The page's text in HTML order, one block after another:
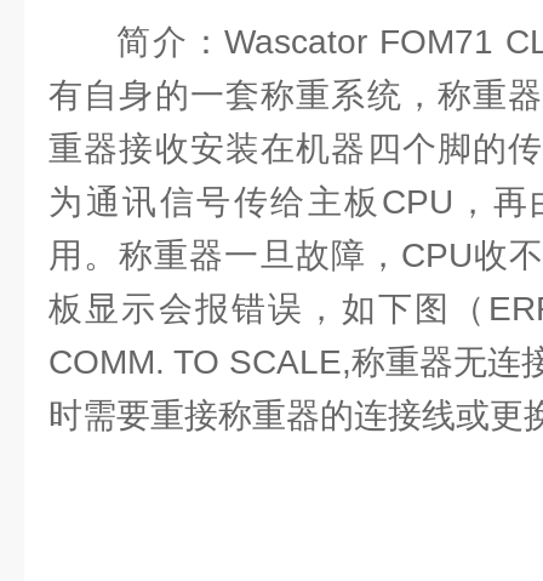
简介：Wascator FOM71
有自身的一套称重系统，称重
重器接收安装在机器四个脚的
为通讯信号传给主板CPU，
用。称重器一旦故障，CPU收
板显示会报错误，如下图（
COMM. TO SCALE,称重器无连
时需要重接称重器的连接线或更